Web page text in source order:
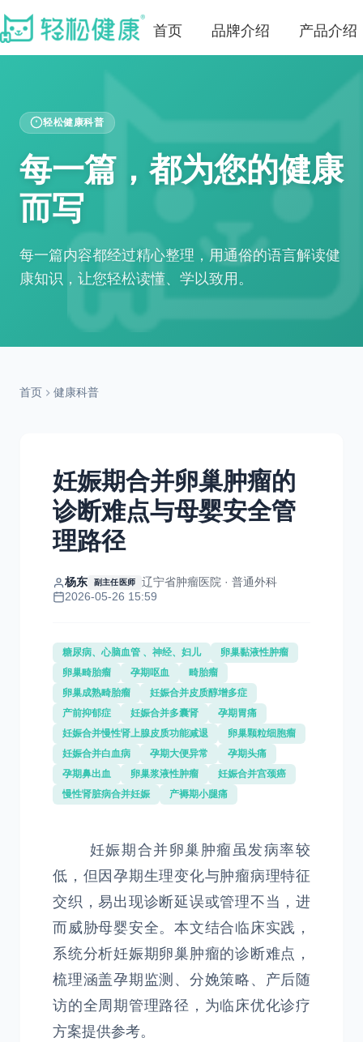
首页 品牌介绍 产品介绍
轻松健康科普
每一篇，都为您的健康
而写
每一篇内容都经过精心整理，用通俗的语言解读健
康知识，让您轻松读懂、学以致用。
首页 健康科普
妊娠期合并卵巢肿瘤的
诊断难点与母婴安全管
理路径
杨东 副主任医师
辽宁省肿瘤医院 · 普通外科
2026-05-26 15:59
糖尿病、心脑血管 、神经、妇儿
卵巢黏液性肿瘤
卵巢畸胎瘤
孕期呕血
畸胎瘤
卵巢成熟畸胎瘤
妊娠合并皮质醇增多症
产前抑郁症
妊娠合并多囊肾
孕期胃痛
妊娠合并慢性肾上腺皮质功能减退
卵巢颗粒细胞瘤
妊娠合并白血病
孕期大便异常
孕期头痛
孕期鼻出血
卵巢浆液性肿瘤
妊娠合并宫颈癌
慢性肾脏病合并妊娠
产褥期小腿痛
妊娠期合并卵巢肿瘤虽发病率较
低，但因孕期生理变化与肿瘤病理特征
交织，易出现诊断延误或管理不当，进
而威胁母婴安全。本文结合临床实践，
系统分析妊娠期卵巢肿瘤的诊断难点，
梳理涵盖孕期监测、分娩策略、产后随
访的全周期管理路径，为临床优化诊疗
方案提供参考。